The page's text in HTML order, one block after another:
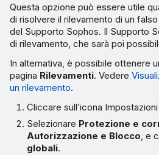
Questa opzione può essere utile
di risolvere il rilevamento di un
del Supporto Sophos. Il Supporto
di rilevamento, che sarà poi
In alternativa, è possibile ottenere
pagina Rilevamenti. Vedere
un rilevamento.
Cliccare sull’icona
Selezionare Protezione e
Autorizzazione e Blocco, e
globali.